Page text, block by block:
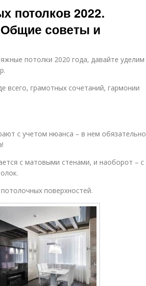
потолков 2022.
советы и
потолки 2020 года, давайте уделим
грамотных сочетаний, гармонии
с учетом нюанса – в нем обязательно
с матовыми стенами, и наоборот – с
поверхностей.